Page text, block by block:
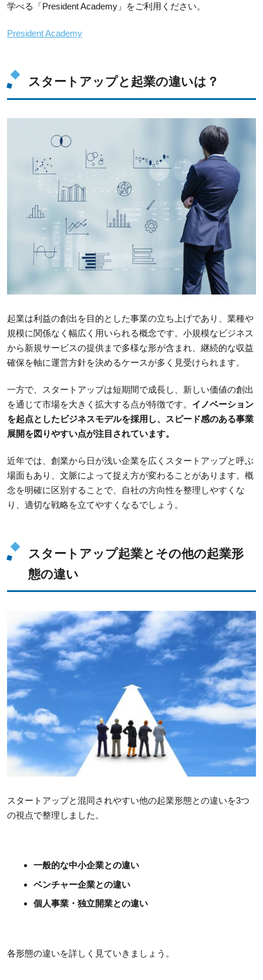
学べる
「President Academy」をご利用ください。
President Academy
スタートアップと起業の違いは？
起業は利益の創出を目的とした事業の立ち上げであり、業種や
規模に関係なく幅広く用いられる概念です。小規模なビジネス
から新規サービスの提供まで多様な形が含まれ、継続的な収益
確保を軸に運営方針を決めるケースが多く見受けられます。
一方で、スタートアップは短期間で成長し、新しい価値の創出
を通じて市場を大きく拡大する点が特徴です。 イノベーション
を起点としたビジネスモデルを採用し、スピード感のある事業
展開を図りやすい点が注目されています。
近年では、創業から日が浅い企業を広くスタートアップと呼ぶ
場面もあり、文脈によって捉え方が変わることがあります。概
念を明確に区別することで、自社の方向性を整理しやすくな
り、適切な戦略を立てやすくなるでしょう。
スタートアップ起業とその他の起業形
態の違い
スタートアップと混同されやすい他の起業形態との違いを3つ
の視点で整理しました。
一般的な中小企業との違い
ベンチャー企業との違い
個人事業・独立開業との違い
各形態の違いを詳しく見ていきましょう。